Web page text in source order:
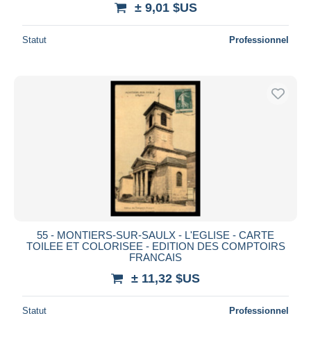
± 9,01 $US
Statut Professionnel
55 - MONTIERS-SUR-SAULX - L'EGLISE - CARTE
TOILEE ET COLORISEE - EDITION DES COMPTOIRS
FRANCAIS
± 11,32 $US
Statut Professionnel